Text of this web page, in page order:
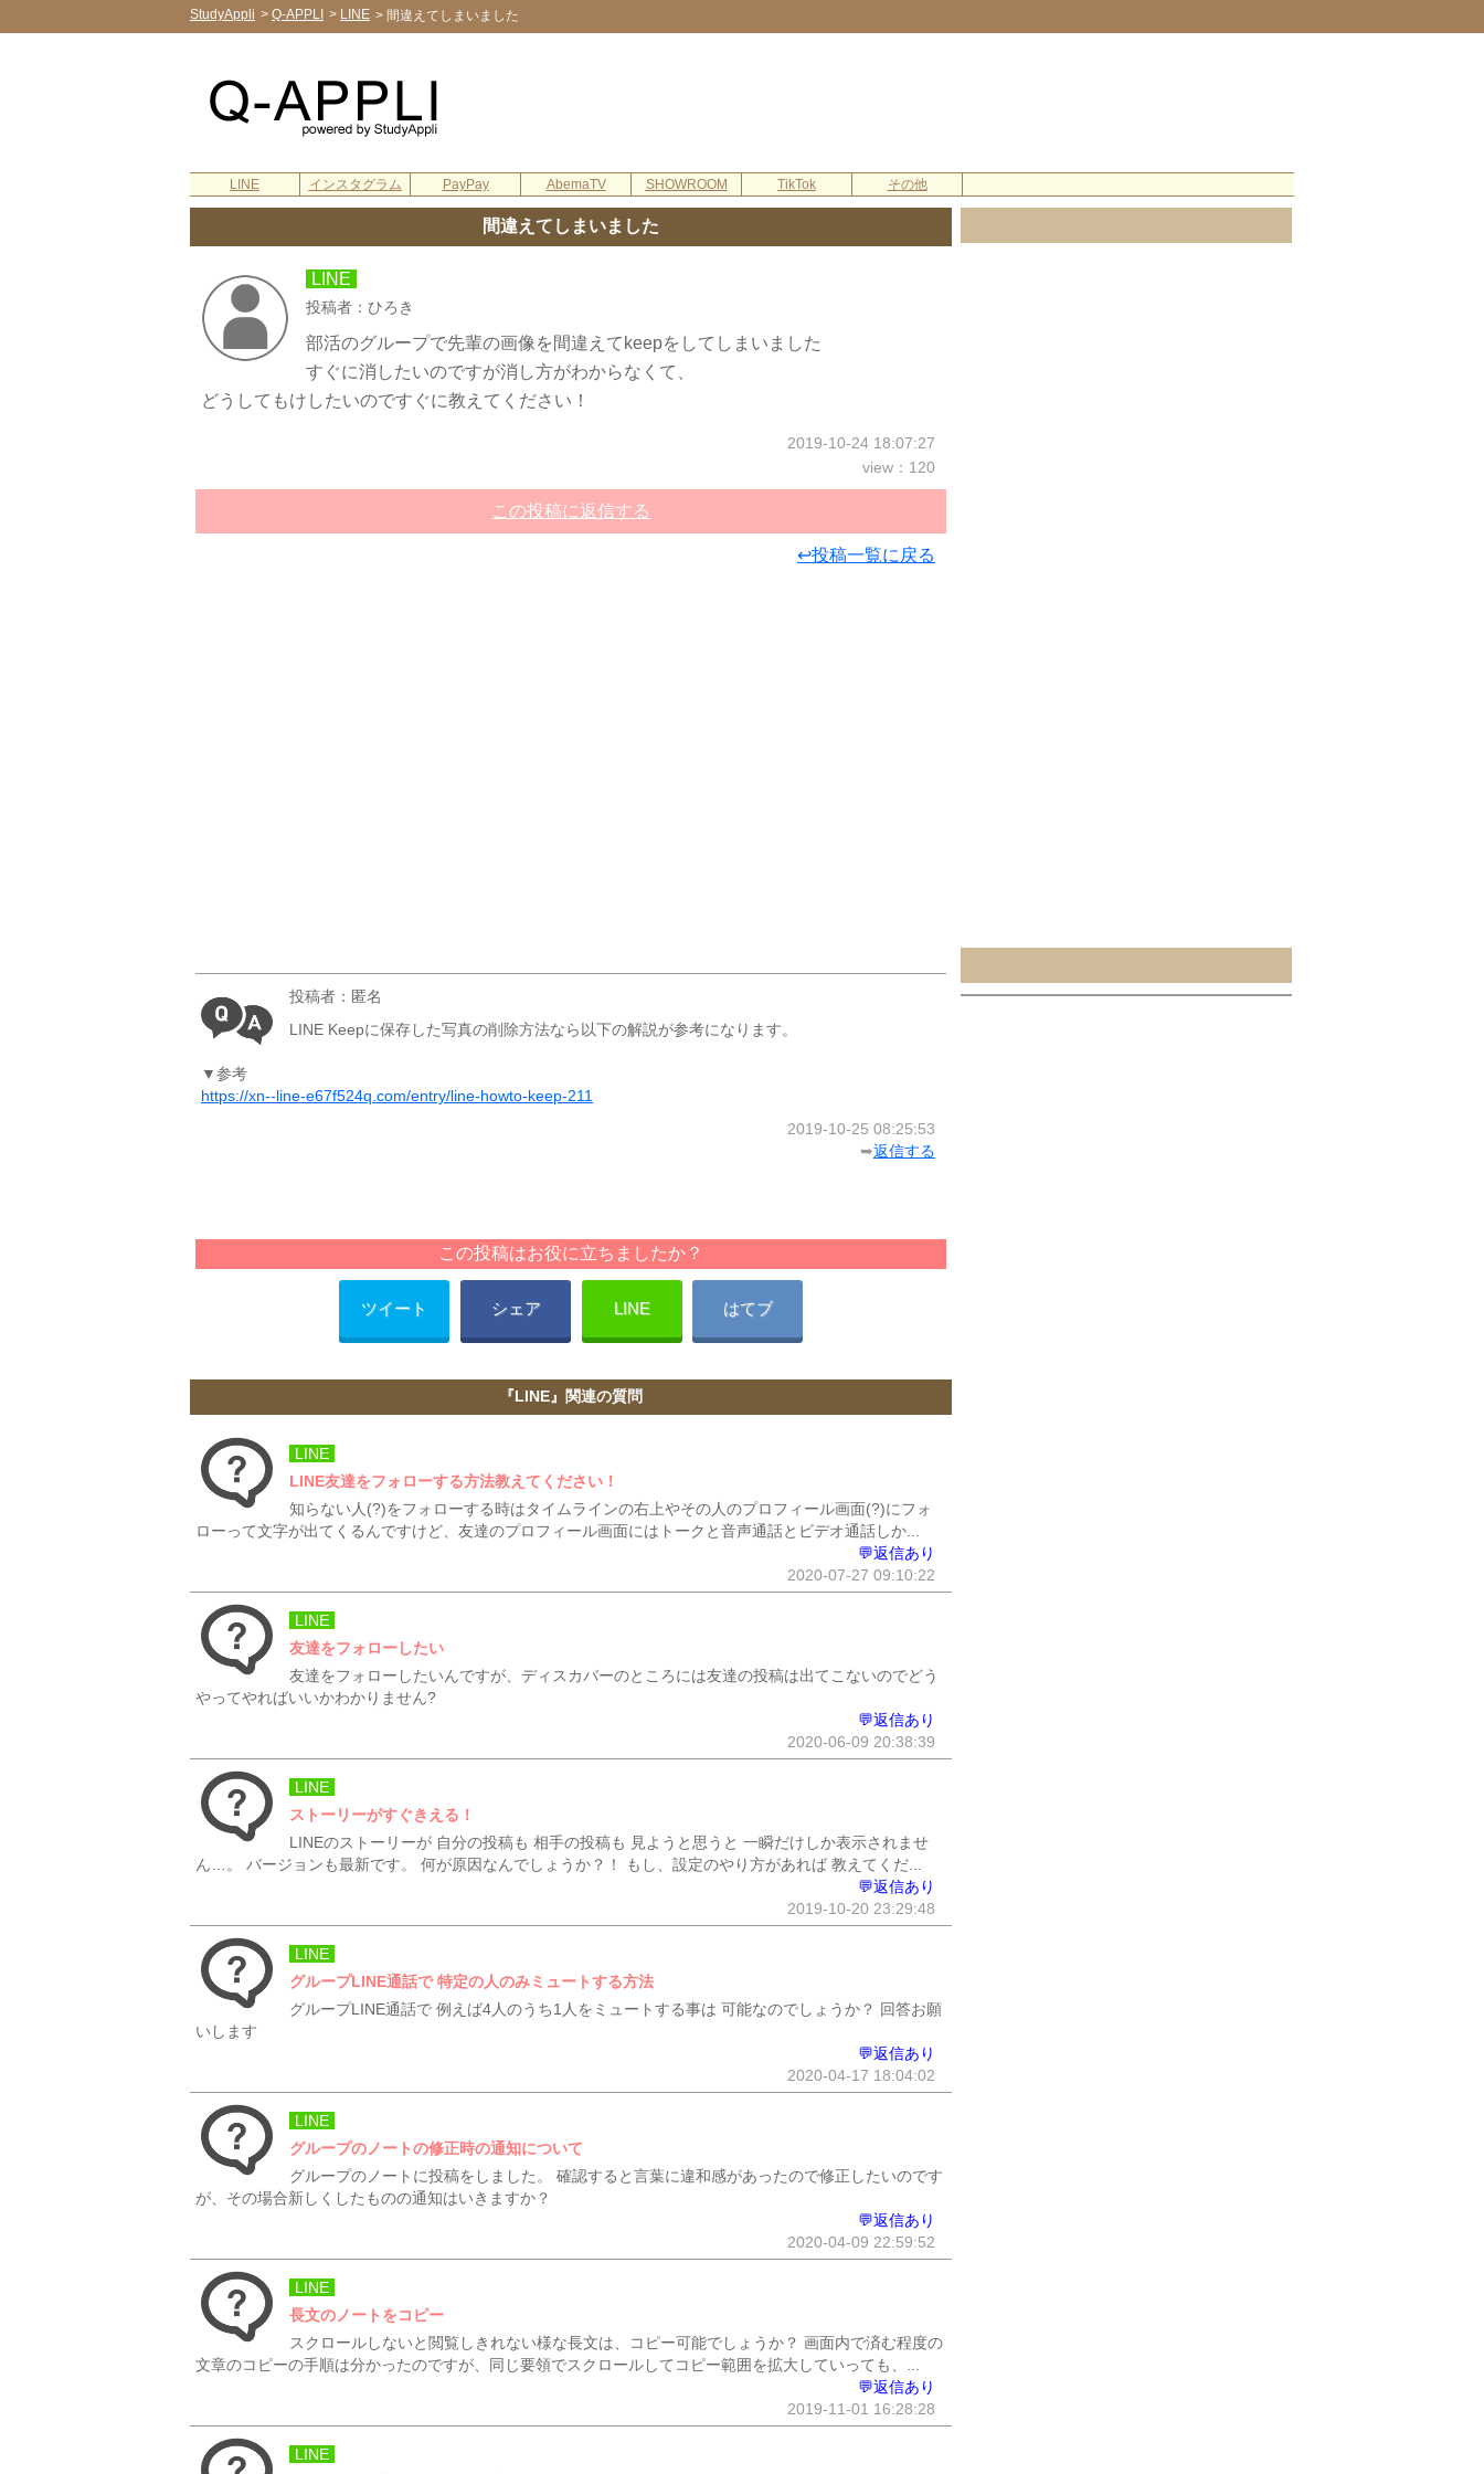
StudyAppli > Q-APPLI > LINE > 間違えてしまいました
LINE インスタグラム PayPay AbemaTV SHOWROOM TikTok その他
間違えてしまいました
LINE
投稿者：ひろき
部活のグループで先輩の画像を間違えてkeepをしてしまいました
すぐに消したいのですが消し方がわからなくて、
どうしてもけしたいのですぐに教えてください！
2019-10-24 18:07:27
view：120
この投稿に返信する
↩投稿一覧に戻る
投稿者：匿名
LINE Keepに保存した写真の削除方法なら以下の解説が参考になります。
▼参考
https://xn--line-e67f524q.com/entry/line-howto-keep-211
2019-10-25 08:25:53
➥返信する
この投稿はお役に立ちましたか？
ツイート シェア LINE はてブ
『LINE』関連の質問
LINE
LINE友達をフォローする方法教えてください！
知らない人(?)をフォローする時はタイムラインの右上やその人のプロフィール画面(?)にフォ
ローって文字が出てくるんですけど、友達のプロフィール画面にはトークと音声通話とビデオ通話しか...
💬返信あり
2020-07-27 09:10:22
LINE
友達をフォローしたい
友達をフォローしたいんですが、ディスカバーのところには友達の投稿は出てこないのでどう
やってやればいいかわかりません?
💬返信あり
2020-06-09 20:38:39
LINE
ストーリーがすぐきえる！
LINEのストーリーが 自分の投稿も 相手の投稿も 見ようと思うと 一瞬だけしか表示されませ
ん…。 バージョンも最新です。 何が原因なんでしょうか？！ もし、設定のやり方があれば 教えてくだ...
💬返信あり
2019-10-20 23:29:48
LINE
グループLINE通話で 特定の人のみミュートする方法
グループLINE通話で 例えば4人のうち1人をミュートする事は 可能なのでしょうか？ 回答お願
いします
💬返信あり
2020-04-17 18:04:02
LINE
グループのノートの修正時の通知について
グループのノートに投稿をしました。 確認すると言葉に違和感があったので修正したいのです
が、その場合新しくしたものの通知はいきますか？
💬返信あり
2020-04-09 22:59:52
LINE
長文のノートをコピー
スクロールしないと閲覧しきれない様な長文は、コピー可能でしょうか？ 画面内で済む程度の
文章のコピーの手順は分かったのですが、同じ要領でスクロールしてコピー範囲を拡大していっても、...
💬返信あり
2019-11-01 16:28:28
LINE